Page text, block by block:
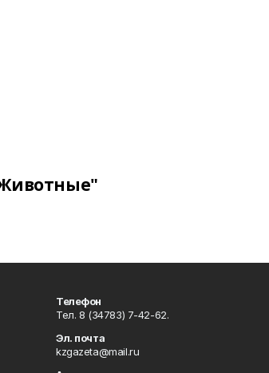
Телефон
Тел. 8 (34783) 7-42-62.
Эл. почта
kzgazeta@mail.ru